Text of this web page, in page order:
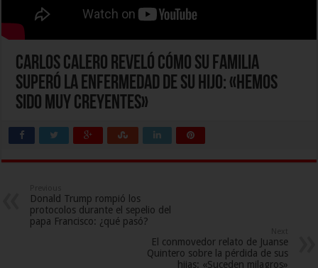
Carlos Calero reveló cómo su familia
superó la enfermedad de su hijo: «Hemos
sido muy creyentes»
Donald Trump rompió los
protocolos durante el sepelio del
papa Francisco: ¿qué pasó?
El conmovedor relato de Juanse
Quintero sobre la pérdida de sus
hijas: «Suceden milagros»